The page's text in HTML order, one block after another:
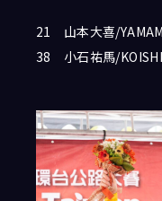
21 山本大喜/
38 小石祐馬/